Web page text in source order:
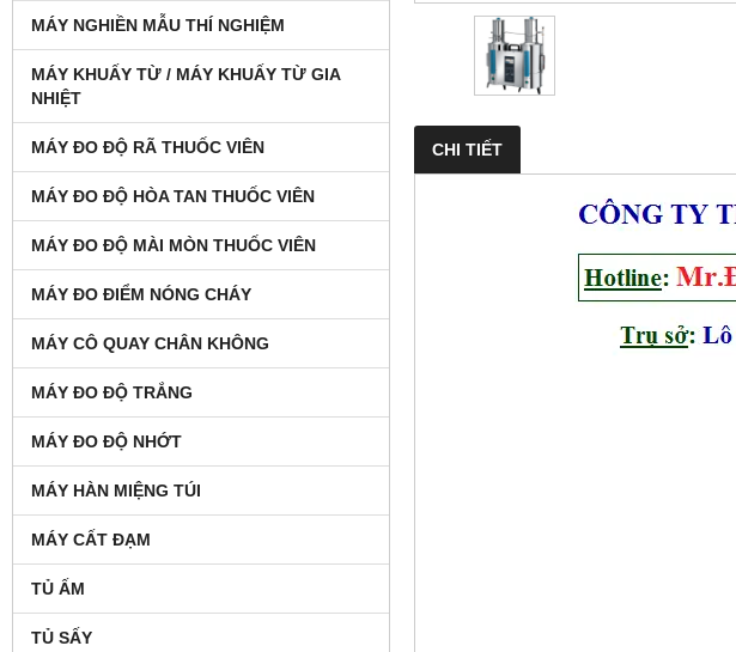
MÁY NGHIỀN MẪU THÍ NGHIỆM
MÁY KHUẤY TỪ / MÁY KHUẤY TỪ GIA
NHIỆT
MÁY ĐO ĐỘ RÃ THUỐC VIÊN
MÁY ĐO ĐỘ HÒA TAN THUỐC VIÊN
MÁY ĐO ĐỘ MÀI MÒN THUỐC VIÊN
MÁY ĐO ĐIỂM NÓNG CHÁY
MÁY CÔ QUAY CHÂN KHÔNG
MÁY ĐO ĐỘ TRẮNG
MÁY ĐO ĐỘ NHỚT
MÁY HÀN MIỆNG TÚI
MÁY CẤT ĐẠM
TỦ ẤM
TỦ SẤY
CHI TIẾT